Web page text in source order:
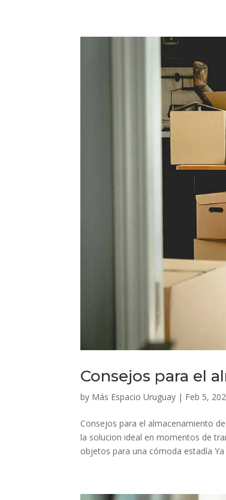
Consejos para el
by Más Espacio Uruguay | Feb 5,
Consejos para el almacenamiento
la solucion ideal en momentos de
objetos para una cómoda estadía Ya